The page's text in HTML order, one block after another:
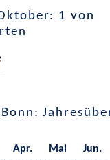
1 von
Bonn:
Apr. Mai Jun.